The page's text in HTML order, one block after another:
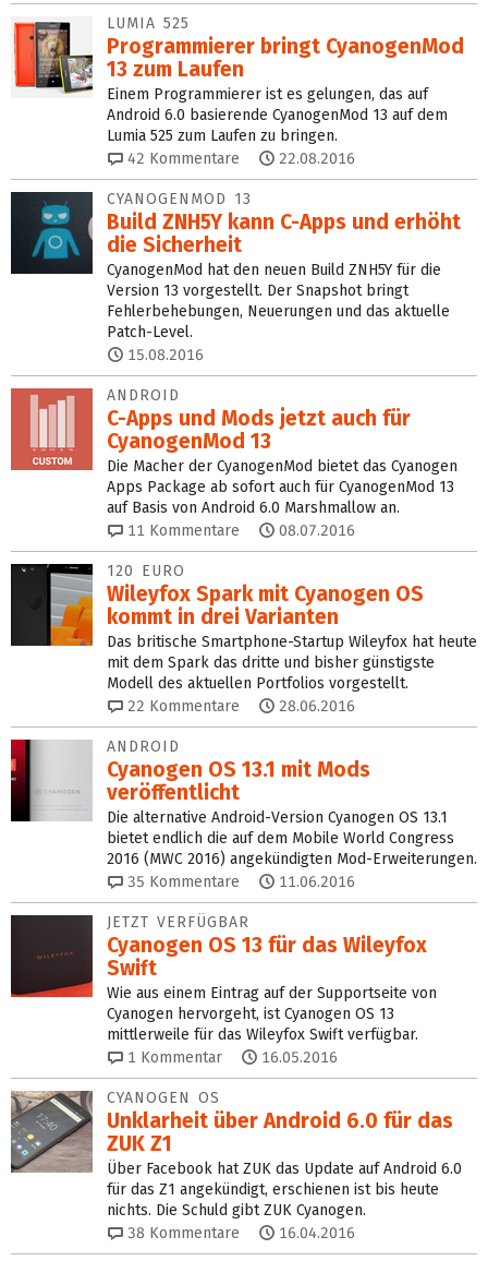
LUMIA 525
Programmierer bringt CyanogenMod
13 zum Laufen
Einem Programmierer ist es gelungen, das auf
Android 6.0 basierende CyanogenMod 13 auf dem
Lumia 525 zum Laufen zu bringen.
42 Kommentare 22.08.2016
CYANOGENMOD 13
Build ZNH5Y kann C-Apps und erhöht
die Sicherheit
CyanogenMod hat den neuen Build ZNH5Y für die
Version 13 vorgestellt. Der Snapshot bringt
Fehlerbehebungen, Neuerungen und das aktuelle
Patch-Level.
15.08.2016
ANDROID
C-Apps und Mods jetzt auch für
CyanogenMod 13
Die Macher der CyanogenMod bietet das Cyanogen
Apps Package ab sofort auch für CyanogenMod 13
auf Basis von Android 6.0 Marshmallow an.
11 Kommentare 08.07.2016
120 EURO
Wileyfox Spark mit Cyanogen OS
kommt in drei Varianten
Das britische Smartphone-Startup Wileyfox hat heute
mit dem Spark das dritte und bisher günstigste
Modell des aktuellen Portfolios vorgestellt.
22 Kommentare 28.06.2016
ANDROID
Cyanogen OS 13.1 mit Mods
veröffentlicht
Die alternative Android-Version Cyanogen OS 13.1
bietet endlich die auf dem Mobile World Congress
2016 (MWC 2016) angekündigten Mod-Erweiterungen.
35 Kommentare 11.06.2016
JETZT VERFÜGBAR
Cyanogen OS 13 für das Wileyfox
Swift
Wie aus einem Eintrag auf der Supportseite von
Cyanogen hervorgeht, ist Cyanogen OS 13
mittlerweile für das Wileyfox Swift verfügbar.
1 Kommentar 16.05.2016
CYANOGEN OS
Unklarheit über Android 6.0 für das
ZUK Z1
Über Facebook hat ZUK das Update auf Android 6.0
für das Z1 angekündigt, erschienen ist bis heute
nichts. Die Schuld gibt ZUK Cyanogen.
38 Kommentare 16.04.2016